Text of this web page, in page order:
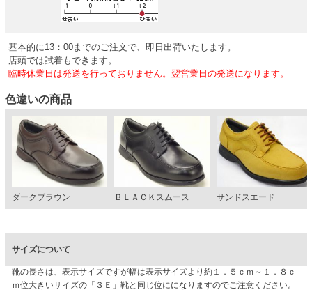
基本的に13：00までのご注文で、即日出荷いたします。
店頭では試着もできます。
臨時休業日は発送を行っておりません。翌営業日の発送になります。
色違いの商品
ダークブラウン ＢＬＡＣＫスムース サンドスエード
サイズについて
靴の長さは、表示サイズですが幅は表示サイズより約１．５ｃｍ～１．８ｃ
ｍ位大きいサイズの「３Ｅ」靴と同じ位にになりますのでご注意ください。